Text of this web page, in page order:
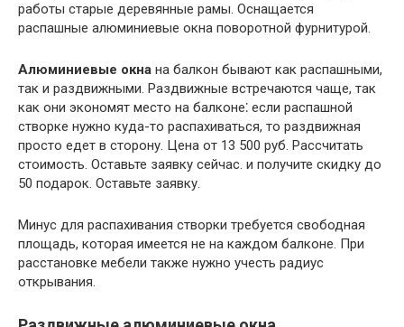
работы старые деревянные рамы. Оснащается
распашные алюминиевые окна поворотной фурнитурой.
Алюминиевые окна на балкон бывают как распашными,
так и раздвижными. Раздвижные встречаются чаще, так
как они экономят место на балконе⁚ если распашной
створке нужно куда-то распахиваться, то раздвижная
просто едет в сторону. Цена от 13 500 руб. Рассчитать
стоимость. Оставьте заявку сейчас. и получите скидку до
50 подарок. Оставьте заявку.
Минус для распахивания створки требуется свободная
площадь, которая имеется не на каждом балконе. При
расстановке мебели также нужно учесть радиус
открывания.